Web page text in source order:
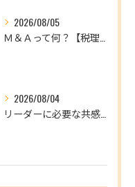
2026/08/05
2026/08/04